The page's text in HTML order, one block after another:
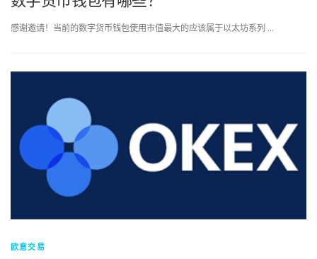
感谢邀请！当前的数字货币钱包使用市值最大的应该属于以太坊系列 …
欧意交易